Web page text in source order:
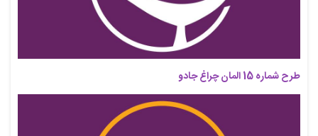
طرح شماره 15 المان چراغ جادو